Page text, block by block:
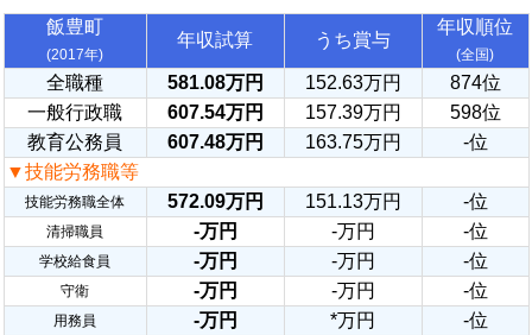
飯豊町
(2017年)
年収試算 うち賞与
年収順位
(全国)
全職種 581.08万円 152.63万円
874位
一般行政職
607.54万円 157.39万円
598位
教育公務員
607.48万円 163.75万円
-位
▼技能労務職等
技能労務職全体 572.09万円 151.13万円 -位
清掃職員 -万円 -万円 -位
学校給食員 -万円 -万円 -位
守衛 -万円 -万円 -位
用務員 -万円 *万円 -位